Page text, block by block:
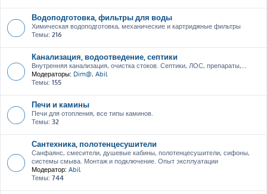
Водоподготовка, фильтры для воды
Химическая водоподготовка, механические и картриджные фильтры
Темы: 216
Канализация, водоотведение, септики
Внутренняя канализация, очистка стоков. Септики, ЛОС, препараты,...
Модераторы: Dim@, Abil
Темы: 155
Печи и камины
Печи для отопления, все типы каминов.
Темы: 32
Сантехника, полотенцесушители
Санфаянс, смесители, душевые кабины, полотенцесушители, сифоны,
системы смыва. Монтаж и подключение. Опыт эксплуатации
Модератор: Abil
Темы: 744